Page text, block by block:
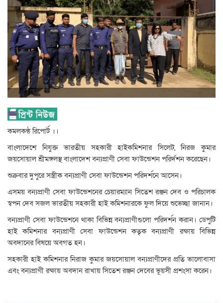
কমলকন্ঠ রিপোর্ট ।।
বাংলাদেশে নিযুক্ত ভারতীয় সহকারী হাইকমিশনার সিলেট, নিরজ কুমার
জয়সোয়াল শ্রীমঙ্গলস্থ বাংলাদেশ বন্যপ্রাণী সেবা ফাউন্ডেশন পরির্দশন করেছেন।
শুক্রবার দুপুরে সস্ত্রীক বন্যপ্রাণী সেবা ফাউন্ডেশন পরিদর্শনে আসেন।
এসময় বন্যপ্রাণী সেবা ফাউন্ডেশনের চেয়ারম্যান সিতেশ রঞ্জন দেব ও পরিচালক
স্বপন দেব সজল ভারতীয় সহকারী হাই কমিশনারকে ফুল দিয়ে শুভেচ্ছা জানান।
বন্যপ্রাণী সেবা ফাউন্ডেশনে থাকা বিভিন্ন বন্যপ্রাণীগুলো পরিদর্শন করান। ডেপুটি
হাই কমিশনার বন্যপ্রাণী সেবা ফাউন্ডেশন কতৃক বন্যপ্রাণী রক্ষায় বিভিন্ন
অবদানের বিষয়ে অবগত হন।
সহকারী হাই কমিশনার নিরাজ কুমার জয়সোয়াল বন্যপ্রাণীদের প্রতি ভালোবাসা
এবং বন্যপ্রাণী রক্ষায় অবদান রাখায় সিতেশ রঞ্জন দেবের ভূয়সী প্রশংসা করেন।